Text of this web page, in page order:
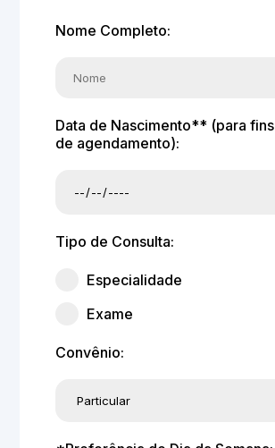
Nome Completo:
Data de Nascimento** (para fins
de agendamento):
Tipo de Consulta:
Especialidade
Exame
Convênio: